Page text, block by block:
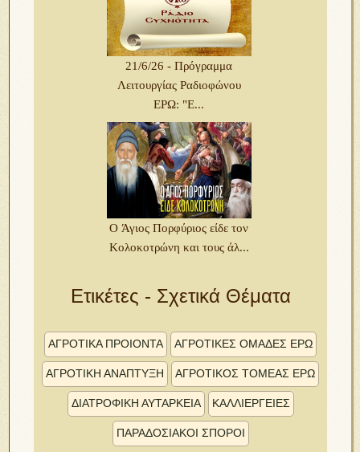
21/6/26 - Πρόγραμμα
Λειτουργίας Ραδιοφώνου
ΕΡΩ: "Ε...
O Άγιος Πορφύριος είδε τον
Κολοκοτρώνη και τους άλ...
Ετικέτες - Σχετικά Θέματα
ΑΓΡΟΤΙΚΑ ΠΡΟΙΟΝΤΑ ΑΓΡΟΤΙΚΕΣ ΟΜΑΔΕΣ ΕΡΩ
ΑΓΡΟΤΙΚΗ ΑΝΑΠΤΥΞΗ ΑΓΡΟΤΙΚΟΣ ΤΟΜΕΑΣ ΕΡΩ
ΔΙΑΤΡΟΦΙΚΗ ΑΥΤΑΡΚΕΙΑ ΚΑΛΛΙΕΡΓΕΙΕΣ
ΠΑΡΑΔΟΣΙΑΚΟΊ ΣΠΌΡΟΙ